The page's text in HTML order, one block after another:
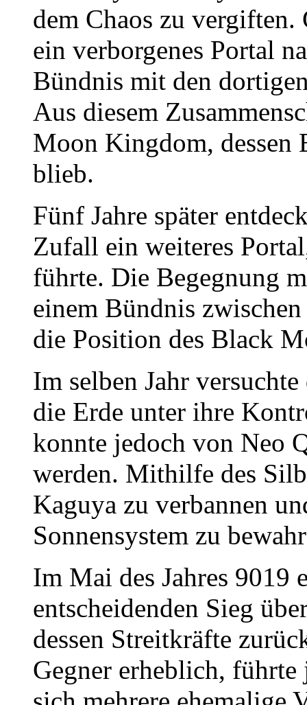
dem Chaos zu
ein verborgenes Portal
Bündnis mit den
Aus diesem
Moon Kingdom, dessen
blieb.
Fünf Jahre später
Zufall ein weiteres
führte. Die Begegnung
einem Bündnis
die Position des Black
Im selben Jahr
die Erde unter ihre
konnte jedoch von Neo
werden. Mithilfe des
Kaguya zu verbannen
Sonnensystem zu
Im Mai des Jahres 9019
entscheidenden Sieg
dessen Streitkräfte
Gegner erheblich,